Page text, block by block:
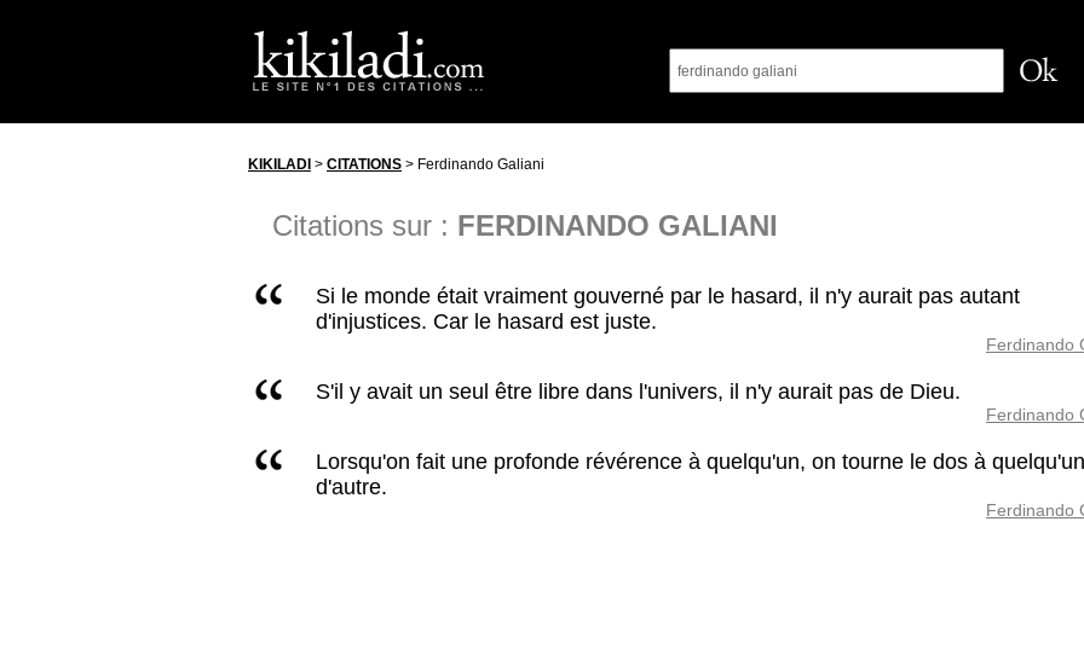
KIKILADI > CITATIONS > Ferdinando Galiani
Citations sur : FERDINANDO GALIANI
Si le monde était vraiment gouverné par le hasard, il n'y aurait pas autant
d'injustices. Car le hasard est juste.
Ferdinando
S'il y avait un seul être libre dans l'univers, il n'y aurait pas de Dieu.
Ferdinando
Lorsqu'on fait une profonde révérence à quelqu'un, on tourne le dos à quelqu'un
d'autre.
Ferdinando